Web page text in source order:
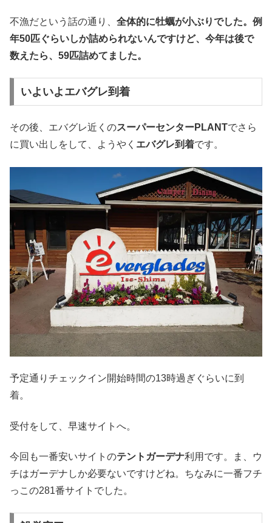
不漁だという話の通り、 全体的に牡蠣が小ぶりでした。例
年50匹ぐらいしか詰められないんですけど、今年は後で
数えたら、59匹詰めてました。
いよいよエバグレ到着
その後、エバグレ近くのスーパーセンターPLANTでさら
に買い出しをして、ようやく エバグレ到着です。
予定通りチェックイン開始時間の13時過ぎぐらいに到
着。
受付をして、早速サイトへ。
今回も一番安いサイトのテントガーデナ利用です。ま、ウ
チはガーデナしか必要ないですけどね。ちなみに一番フチ
っこの281番サイトでした。